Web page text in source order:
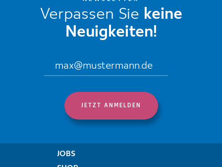
Verpassen Sie keine
Neuigkeiten!
JOBS